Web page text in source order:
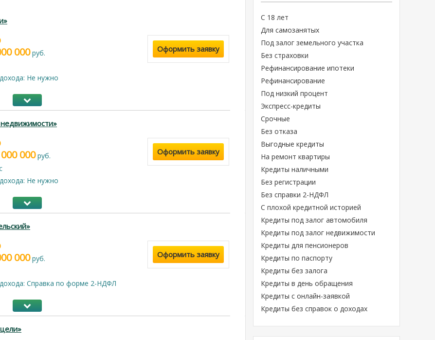
000руб.
Не нужно
Оформить заявку
000руб.
Не нужно
Оформить заявку
000руб.
Справка по форме 2-НДФЛ
Оформить заявку
С 18 лет
Для самозанятых
Под залог земельного участка
Без страховки
Рефинансирование ипотеки
Рефинансирование
Под низкий процент
Экспресс-кредиты
Срочные
Без отказа
Выгодные кредиты
На ремонт квартиры
Кредиты наличными
Без регистрации
Без справки 2-НДФЛ
С плохой кредитной историей
Кредиты под залог автомобиля
Кредиты под залог недвижимости
Кредиты для пенсионеров
Кредиты по паспорту
Кредиты без залога
Кредиты в день обращения
Кредиты с онлайн-заявкой
Кредиты без справок о доходах